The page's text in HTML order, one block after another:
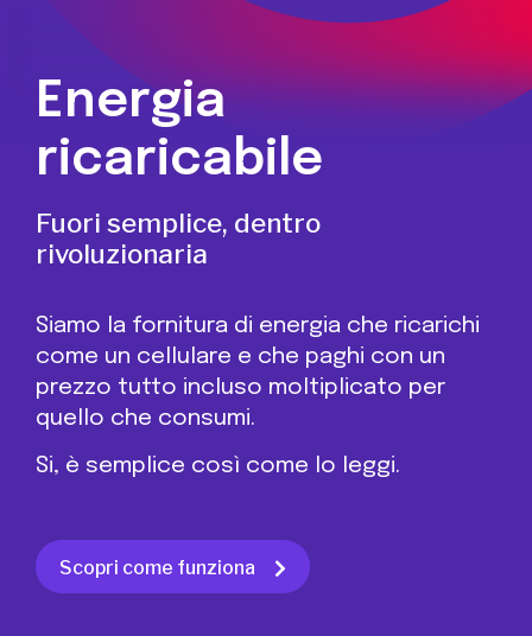
Energia
ricaricabile
Fuori semplice, dentro
rivoluzionaria
Siamo la fornitura di energia che ricarichi
come un cellulare e che paghi con un
prezzo tutto incluso moltiplicato per
quello che consumi.
Si, è semplice così come lo leggi.
Scopri come funziona